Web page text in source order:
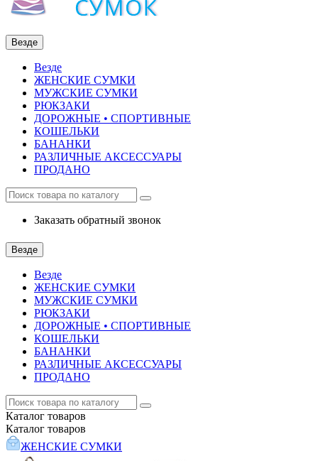
Везде
Везде
ЖЕНСКИЕ СУМКИ
МУЖСКИЕ СУМКИ
РЮКЗАКИ
ДОРОЖНЫЕ • СПОРТИВНЫЕ
КОШЕЛЬКИ
БАНАНКИ
РАЗЛИЧНЫЕ АКСЕССУАРЫ
ПРОДАНО
Заказать обратный звонок
Везде
Везде
ЖЕНСКИЕ СУМКИ
МУЖСКИЕ СУМКИ
РЮКЗАКИ
ДОРОЖНЫЕ • СПОРТИВНЫЕ
КОШЕЛЬКИ
БАНАНКИ
РАЗЛИЧНЫЕ АКСЕССУАРЫ
ПРОДАНО
Каталог товаров
Каталог товаров
ЖЕНСКИЕ СУМКИ